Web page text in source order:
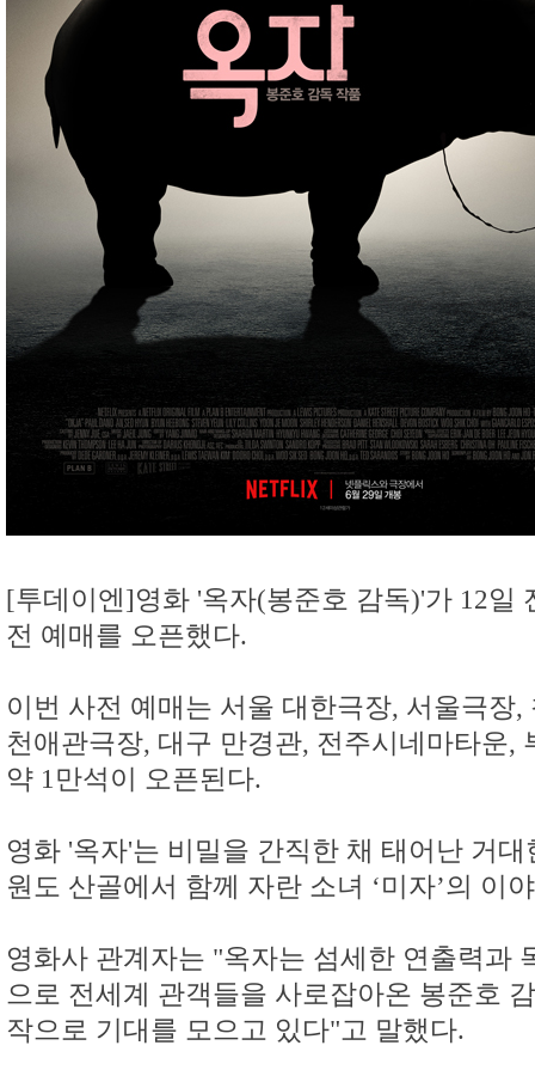
[투데이엔]영화 '옥자(봉준호 감독)'가 12일
전 예매를 오픈했다.
이번 사전 예매는 서울 대한극장, 서울극장,
천애관극장, 대구 만경관, 전주시네마타운,
약 1만석이 오픈된다.
영화 '옥자'는 비밀을 간직한 채 태어난 거대
원도 산골에서 함께 자란 소녀 ‘미자’의 이
영화사 관계자는 "옥자는 섬세한 연출력과
으로 전세계 관객들을 사로잡아온 봉준호
작으로 기대를 모으고 있다"고 말했다.